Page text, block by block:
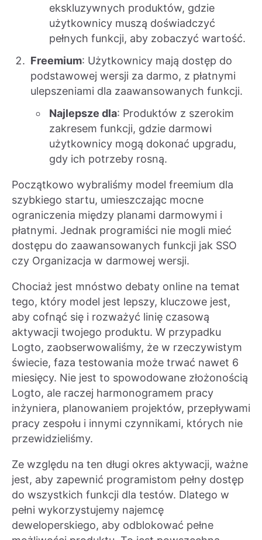
ekskluzywnych produktów, gdzie
użytkownicy muszą doświadczyć
pełnych funkcji, aby zobaczyć wartość.
Freemium: Użytkownicy mają dostęp do
podstawowej wersji za darmo, z płatnymi
ulepszeniami dla zaawansowanych funkcji.
Najlepsze dla: Produktów z szerokim
zakresem funkcji, gdzie darmowi
użytkownicy mogą dokonać upgradu,
gdy ich potrzeby rosną.
Początkowo wybraliśmy model freemium dla
szybkiego startu, umieszczając mocne
ograniczenia między planami darmowymi i
płatnymi. Jednak programiści nie mogli mieć
dostępu do zaawansowanych funkcji jak SSO
czy Organizacja w darmowej wersji.
Chociaż jest mnóstwo debaty online na temat
tego, który model jest lepszy, kluczowe jest,
aby cofnąć się i rozważyć linię czasową
aktywacji twojego produktu. W przypadku
Logto, zaobserwowaliśmy, że w rzeczywistym
świecie, faza testowania może trwać nawet 6
miesięcy. Nie jest to spowodowane złożonością
Logto, ale raczej harmonogramem pracy
inżyniera, planowaniem projektów, przepływami
pracy zespołu i innymi czynnikami, których nie
przewidzieliśmy.
Ze względu na ten długi okres aktywacji, ważne
jest, aby zapewnić programistom pełny dostęp
do wszystkich funkcji dla testów. Dlatego w
pełni wykorzystujemy najemcę
deweloperskiego, aby odblokować pełne